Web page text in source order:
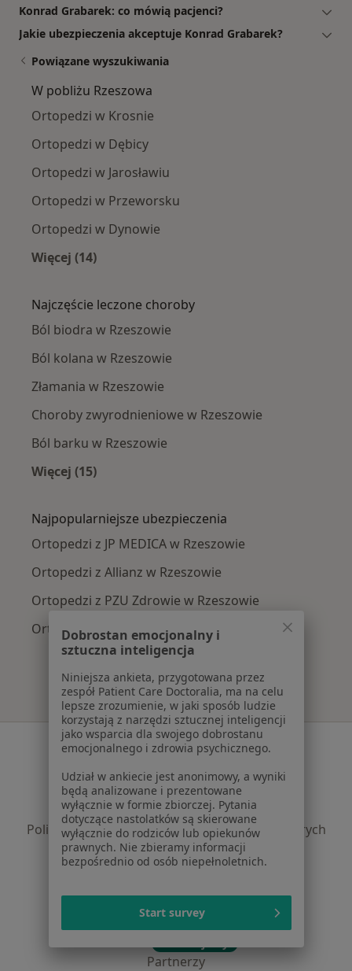
Konrad Grabarek: co mówią pacjenci?
Jakie ubezpieczenia akceptuje Konrad Grabarek?
Powiązane wyszukiwania
W pobliżu Rzeszowa
Ortopedzi w Krosnie
Ortopedzi w Dębicy
Ortopedzi w Jarosławiu
Ortopedzi w Przeworsku
Ortopedzi w Dynowie
Więcej (14)
Najczęście leczone choroby
Ból biodra w Rzeszowie
Ból kolana w Rzeszowie
Złamania w Rzeszowie
Choroby zwyrodnieniowe w Rzeszowie
Ból barku w Rzeszowie
Więcej (15)
Najpopularniejsze ubezpieczenia
Ortopedzi z JP MEDICA w Rzeszowie
Ortopedzi z Allianz w Rzeszowie
Ortopedzi z PZU Zdrowie w Rzeszowie
Ortopedzi z NFZ w Rzeszowie
Serwis
Regulamin
Polityka prywatności pacjentów
Polityka prywatności profesjonalistów
Polityka prywatności dla profesjonalistów, których
dane pozyskaliśmy samodzielnie
Polityka cookies
Dostępność
Partnerzy
Dobrostan emocjonalny i
sztuczna inteligencja
Niniejsza ankieta, przygotowana przez
zespół Patient Care Doctoralia, ma na celu
lepsze zrozumienie, w jaki sposób ludzie
korzystają z narzędzi sztucznej inteligencji
jako wsparcia dla swojego dobrostanu
emocjonalnego i zdrowia psychicznego.
Udział w ankiecie jest anonimowy, a wyniki
będą analizowane i prezentowane
wyłącznie w formie zbiorczej. Pytania
dotyczące nastolatków są skierowane
wyłącznie do rodziców lub opiekunów
prawnych. Nie zbieramy informacji
bezpośrednio od osób niepełnoletnich.
Start survey